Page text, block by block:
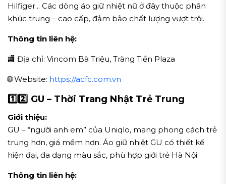
Hilfiger... Các dòng áo giữ nhiệt nữ ở đây thuộc phân
khúc trung – cao cấp, đảm bảo chất lượng vượt trội.
Thông tin liên hệ:
🏬 Địa chỉ: Vincom Bà Triệu, Tràng Tiền Plaza
🌐 Website: https://acfc.com.vn
1️⃣2️⃣ GU – Thời Trang Nhật Trẻ Trung
Giới thiệu:
GU – “người anh em” của Uniqlo, mang phong cách trẻ
trung hơn, giá mềm hơn. Áo giữ nhiệt GU có thiết kế
hiện đại, đa dạng màu sắc, phù hợp giới trẻ Hà Nội.
Thông tin liên hệ: